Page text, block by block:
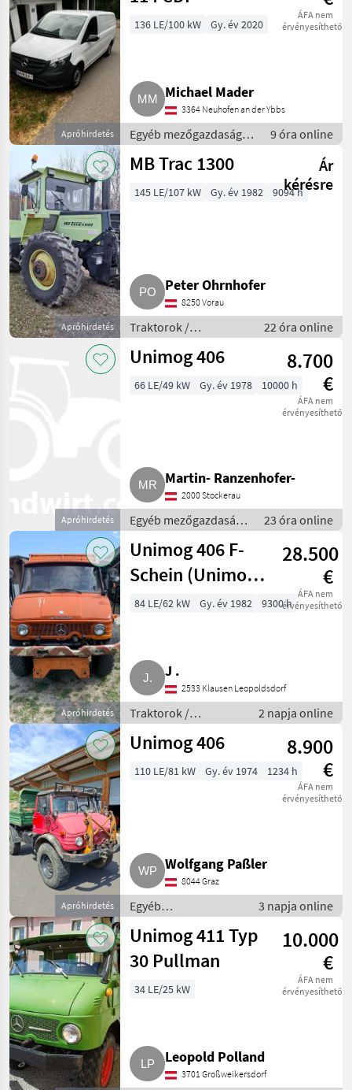
Apróhirdetés
ÁFA nem
érvényesíthető
136 LE/100 kW Gy. év 2020
Michael Mader
3364 Neuhofen an der Ybbs
Egyéb mezőgazdasági
erőgépek / Transporter
és motorkocsi
9 óra online
Apróhirdetés
MB Trac 1300
Ár
kérésre
145 LE/107 kW Gy. év 1982 9094 h
Peter Ohrnhofer
8250 Vorau
Traktorok /
Hagyományos traktor
22 óra online
Apróhirdetés
Unimog 406
8.700
€
ÁFA nem
érvényesíthető
66 LE/49 kW Gy. év 1978 10000 h
Martin- Ranzenhofer-
2000 Stockerau
Egyéb mezőgazdasági
erőgépek /
Transporter és
motorkocsi
23 óra online
Apróhirdetés
Unimog 406 F-
Schein (Unimog
406)
28.500
€
ÁFA nem
érvényesíthető
84 LE/62 kW Gy. év 1982 9300 h
J .
2533 Klausen Leopoldsdorf
Traktorok /
Hagyományos traktor
2 napja online
Apróhirdetés
Unimog 406
8.900
€
ÁFA nem
érvényesíthető
110 LE/81 kW Gy. év 1974 1234 h
Wolfgang Paßler
8044 Graz
Egyéb
mezőgazdasági
erőgépek /
Transporter és
motorkocsi
3 napja online
Unimog 411 Typ
30 Pullman
10.000
€
ÁFA nem
érvényesíthető
34 LE/25 kW
Leopold Polland
3701 Großweikersdorf